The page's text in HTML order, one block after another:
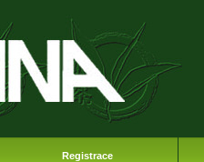
Registrace